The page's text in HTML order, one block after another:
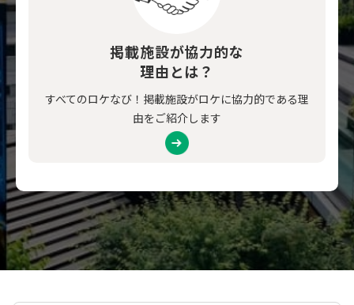
掲載施設が協力的な
理由とは？
すべてのロケなび！掲載施設がロケに協力的である理
由をご紹介します